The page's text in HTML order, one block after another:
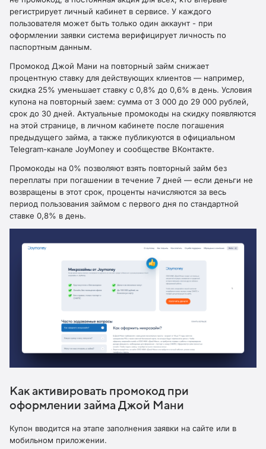
регистрирует личный кабинет в сервисе. У каждого
пользователя может быть только один аккаунт - при
оформлении заявки система верифицирует личность по
паспортным данным.
Промокод Джой Мани на повторный займ снижает
процентную ставку для действующих клиентов — например,
скидка 25% уменьшает ставку с 0,8% до 0,6% в день. Условия
купона на повторный заем: сумма от 3 000 до 29 000 рублей,
срок до 30 дней. Актуальные промокоды на скидку появляются
на этой странице, в личном кабинете после погашения
предыдущего займа, а также публикуются в официальном
Telegram-канале JoyMoney и сообществе ВКонтакте.
Промокоды на 0% позволяют взять повторный займ без
переплаты при погашении в течение 7 дней — если деньги не
возвращены в этот срок, проценты начисляются за весь
период пользования займом с первого дня по стандартной
ставке 0,8% в день.
Как активировать промокод при
оформлении займа Джой Мани
Купон вводится на этапе заполнения заявки на сайте или в
мобильном приложении.